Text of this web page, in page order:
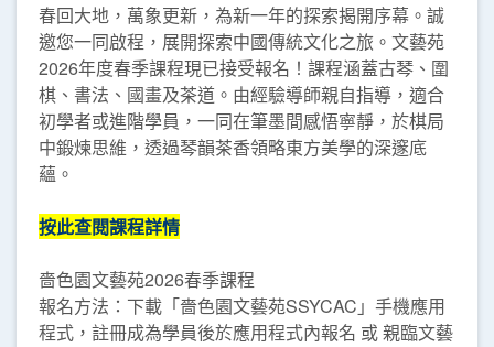
春回大地，萬象更新，為新一年的探索揭開序幕。誠
邀您一同啟程，展開探索中國傳統文化之旅。文藝苑
2026年度春季課程現已接受報名！課程涵蓋古琴、圍
棋、書法、國畫及茶道。由經驗導師親自指導，適合
初學者或進階學員，一同在筆墨間感悟寧靜，於棋局
中鍛煉思維，透過琴韻茶香領略東方美學的深邃底
蘊。
按此查閱課程詳情
嗇色園文藝苑2026春季課程
報名方法：下載「嗇色園文藝苑SSYCAC」手機應用
程式，註冊成為學員後於應用程式內報名 或 親臨文藝